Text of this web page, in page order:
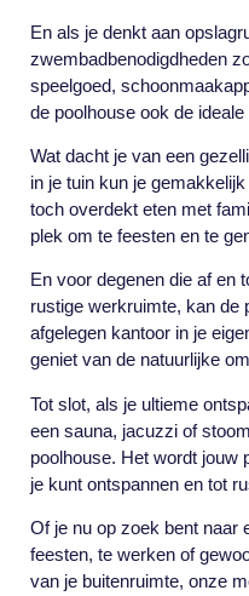
En als je denkt aan
zwembadbenodigdheden
speelgoed,
de poolhouse ook de ideale
Wat dacht je van een
in je tuin kun je
toch overdekt eten met
plek om te feesten en te
En voor degenen die af en
rustige werkruimte, kan de
afgelegen kantoor in je
geniet van de natuurlijke
Tot slot, als je ultieme
een sauna, jacuzzi of
poolhouse. Het wordt jouw
je kunt ontspannen en tot
Of je nu op zoek bent naar
feesten, te werken of
van je buitenruimte, onze